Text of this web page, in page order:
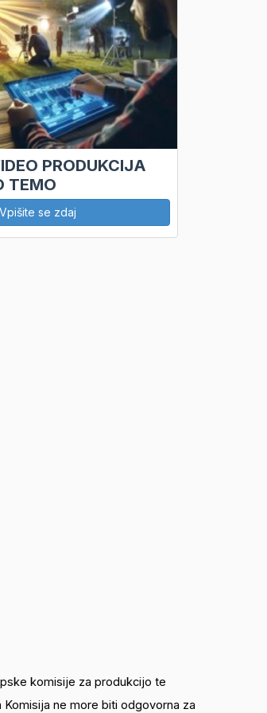
PRODUKCIJA
TEMO
Vpišite se zdaj
komisije za produkcijo te
ne more biti odgovorna za